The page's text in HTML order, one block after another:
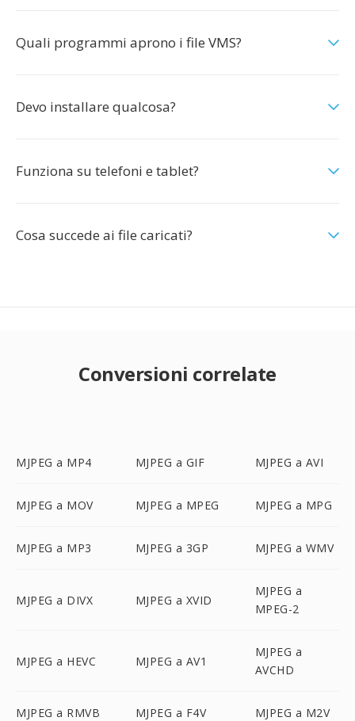
Quali programmi aprono i file VMS?
Devo installare qualcosa?
Funziona su telefoni e tablet?
Cosa succede ai file caricati?
Conversioni correlate
MJPEG a MP4 MJPEG a GIF MJPEG a AVI
MJPEG a MOV MJPEG a MPEG MJPEG a MPG
MJPEG a MP3 MJPEG a 3GP MJPEG a WMV
MJPEG a DIVX MJPEG a XVID
MJPEG a
MPEG-2
MJPEG a HEVC MJPEG a AV1
MJPEG a
AVCHD
MJPEG a RMVB MJPEG a F4V MJPEG a M2V